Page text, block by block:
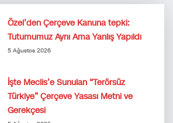
Özel’den Çerçeve Kanuna tepki:
Tutumumuz Aynı Ama Yanlış Yapıldı
5 Ağustos 2026
İşte Meclis’e Sunulan “Terörsüz
Türkiye” Çerçeve Yasası Metni ve
Gerekçesi